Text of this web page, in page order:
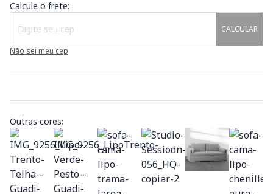
Calcule o frete:
CALCULAR
Não sei meu cep
Outras cores: